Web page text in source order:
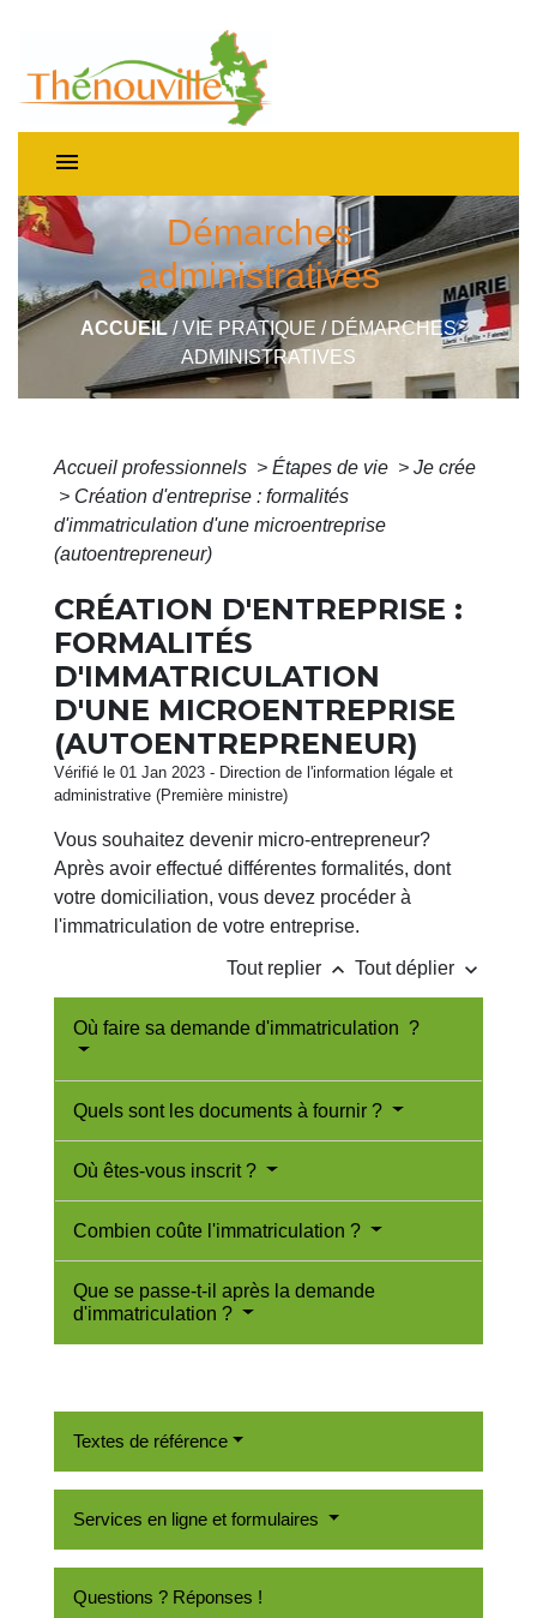
menu
Démarches
administratives
ACCUEIL/VIE PRATIQUE / DÉMARCHES
ADMINISTRATIVES
Accueil professionnels > Étapes de vie > Je crée
> Création d'entreprise : formalités
d'immatriculation d'une microentreprise
(autoentrepreneur)
CRÉATION D'ENTREPRISE :
FORMALITÉS
D'IMMATRICULATION
D'UNE MICROENTREPRISE
(AUTOENTREPRENEUR)
Vérifié le 01 Jan 2023 - Direction de l'information légale et
administrative (Première ministre)
Vous souhaitez devenir micro-entrepreneur?
Après avoir effectué différentes formalités, dont
votre domiciliation, vous devez procéder à
l'immatriculation de votre entreprise.
Tout replier keyboard_arrow_up Tout déplier keyboard_arrow_down
Où faire sa demande d'immatriculation ?
Quels sont les documents à fournir ?
Où êtes-vous inscrit ?
Combien coûte l'immatriculation ?
Que se passe-t-il après la demande
d'immatriculation ?
Textes de référence
Services en ligne et formulaires
Questions ? Réponses !